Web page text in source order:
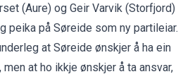
(Aure) og Geir Varvik (Storfjord)
peika på Søreide som ny partileiar.
at Søreide ønskjer å ha ein
at ho ikkje ønskjer å ta ansvar,